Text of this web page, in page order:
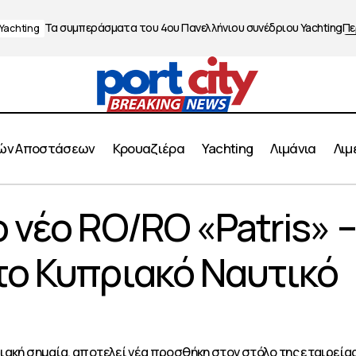
Yachting Τα συμπεράσματα του 4ου Πανελλήνιου συνέδριου Yachting
Αποστάσεων Κρουαζιέρα Yachting Λιμάνια
RO/RO «Patris» –
Κυπριακό Ναυτικό
σημαία, αποτελεί νέα προσθήκη στον στόλο της